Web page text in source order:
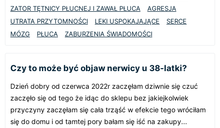
ZATOR TĘTNICY PŁUCNEJ I ZAWAŁ PŁUCA
AGRESJA
UTRATA PRZYTOMNOŚCI
LEKI USPOKAJAJĄCE
SERCE
MÓZG
PŁUCA ZABURZENIA ŚWIADOMOŚCI
Czy to może być objaw nerwicy u 38-latki?
Dzień dobry od czerwca 2022r zaczęłam dziwnie się czuć
zaczęło się od tego że idąc do sklepu bez jakiejkolwiek
przyczyny zaczęłam się cała trząść w efekcie tego wróciłam
się do domu i od tamtej pory bałam się iść na zakupy...